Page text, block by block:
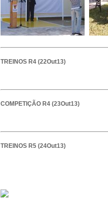
TREINOS R4 (22Out13)
COMPETIÇÃO R4 (23Out13)
TREINOS R5 (24Out13)